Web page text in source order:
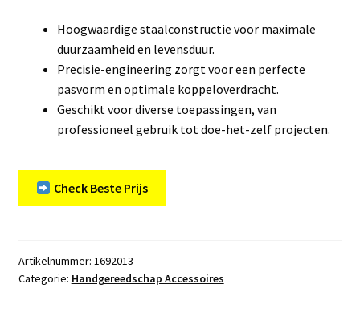
Hoogwaardige staalconstructie voor maximale
duurzaamheid en levensduur.
Precisie-engineering zorgt voor een perfecte
pasvorm en optimale koppeloverdracht.
Geschikt voor diverse toepassingen, van
professioneel gebruik tot doe-het-zelf projecten.
Check Beste Prijs
Artikelnummer: 1692013
Categorie: Handgereedschap Accessoires